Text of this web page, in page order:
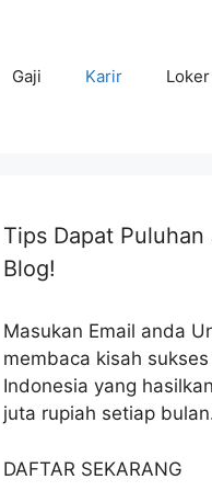
Gaji Karir Loker
Tips Dapat Puluhan
Blog!
Masukan Email anda
membaca kisah
Indonesia yang
juta rupiah setiap
DAFTAR SEKARANG